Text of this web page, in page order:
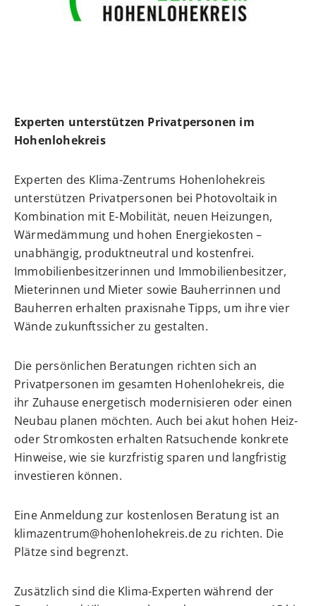
Experten unterstützen Privatpersonen im
Hohenlohekreis
Experten des Klima-Zentrums Hohenlohekreis
unterstützen Privatpersonen bei Photovoltaik in
Kombination mit E-Mobilität, neuen Heizungen,
Wärmedämmung und hohen Energiekosten –
unabhängig, produktneutral und kostenfrei.
Immobilienbesitzerinnen und Immobilienbesitzer,
Mieterinnen und Mieter sowie Bauherrinnen und
Bauherren erhalten praxisnahe Tipps, um ihre vier
Wände zukunftssicher zu gestalten.
Die persönlichen Beratungen richten sich an
Privatpersonen im gesamten Hohenlohekreis, die
ihr Zuhause energetisch modernisieren oder einen
Neubau planen möchten. Auch bei akut hohen Heiz-
oder Stromkosten erhalten Ratsuchende konkrete
Hinweise, wie sie kurzfristig sparen und langfristig
investieren können.
Eine Anmeldung zur kostenlosen Beratung ist an
klimazentrum@hohenlohekreis.dezu richten. Die
Plätze sind begrenzt.
Zusätzlich sind die Klima-Experten während der